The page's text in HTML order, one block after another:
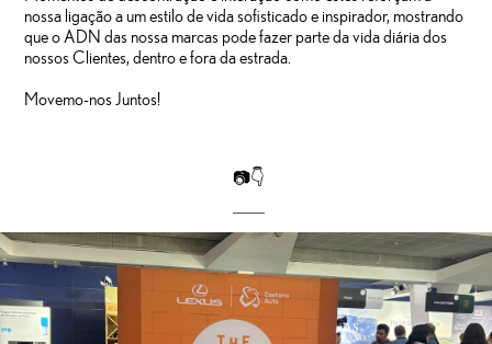
nossa ligação a um estilo de vida sofisticado e inspirador, mostrando
que o ADN das nossa marcas pode fazer parte da vida diária dos
nossos Clientes, dentro e fora da estrada.
Movemo-nos Juntos!
📷👇